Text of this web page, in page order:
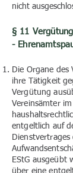
nicht
§ 11
-
Die Organe
ihre Tätigkeit
Vergütung
Vereinsämter
entgeltlich auf
EStG ausgeübt
über eine